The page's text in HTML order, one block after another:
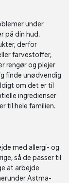
under
på din hud.
derfor
farvestoffer,
rengør og plejer
finde unødvendig
om det er til
ingredienser
til hele familien.
med allergi- og
så de passer til
at arbejde
Astma-